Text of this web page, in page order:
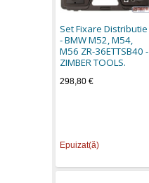
Set Fixare Distributie
- BMW M52, M54,
M56 ZR-36ETTSB40 -
ZIMBER TOOLS.
298,80 €
Epuizat(ă)